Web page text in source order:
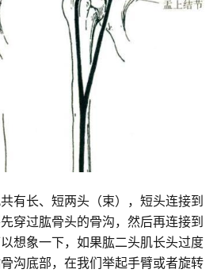
有长、短两头（束），短头连接到
穿过肱骨头的骨沟，然后再连接到
想象一下，如果肱二头肌长头过度
沟底部，在我们举起手臂或者旋转